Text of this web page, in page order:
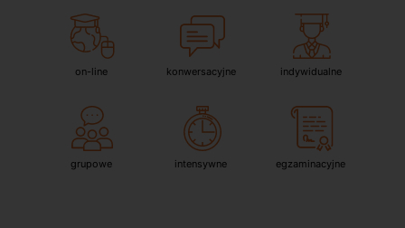
on-line konwersacyjne indywidualne
grupowe intensywne egzaminacyjne